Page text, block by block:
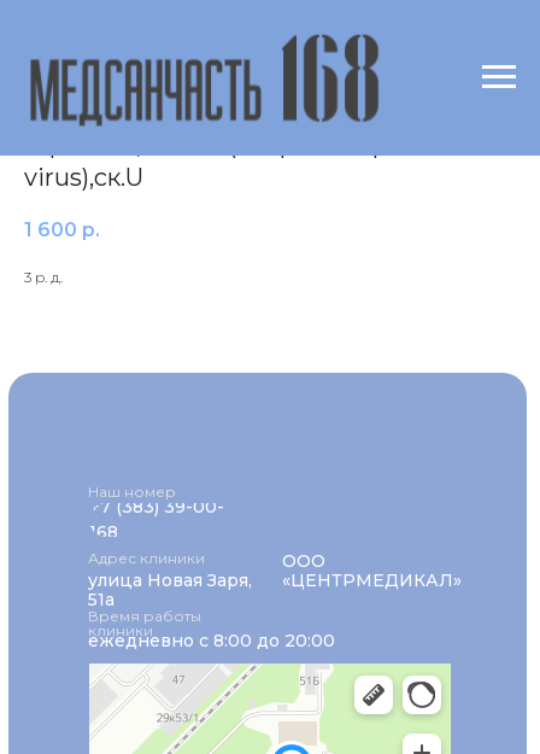
Выявление ДНК вируса простого
virus),ск.U
1 600 р.
3 р. д.
+7 (383) 39-00-
168
Наш номер
ежедневно с 8:00 до 20:00
Время работы
клиники
Адрес клиники
улица Новая Заря,
51а
ООО
«ЦЕНТРМЕДИКАЛ»